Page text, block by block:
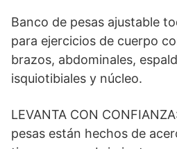
Banco de pesas ajustable
para ejercicios de cuerpo
brazos, abdominales,
isquiotibiales y núcleo.
LEVANTA CON
pesas están hechos de